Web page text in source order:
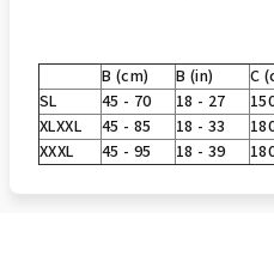
B (cm) B (in) C
SL
45 - 70 18 - 27
XLXXL
45 - 85 18 - 33
XXXL
45 - 95 18 - 39